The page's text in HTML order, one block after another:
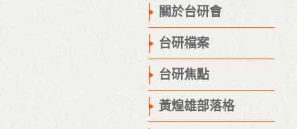
關於台研會
台研檔案
台研焦點
黃煌雄部落格